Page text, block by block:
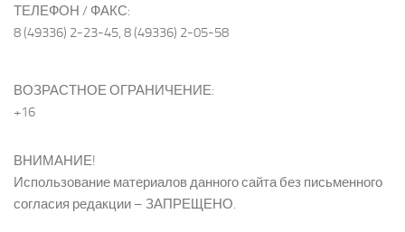
ТЕЛЕФОН / ФАКС:
8 (49336) 2-23-45, 8 (49336) 2-05-58
ВОЗРАСТНОЕ ОГРАНИЧЕНИЕ:
+16
ВНИМАНИЕ!
Использование материалов данного сайта без письменного
согласия редакции – ЗАПРЕЩЕНО.